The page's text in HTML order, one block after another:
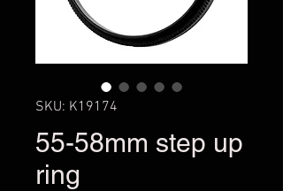
SKU: K19174
55-58mm step up
ring